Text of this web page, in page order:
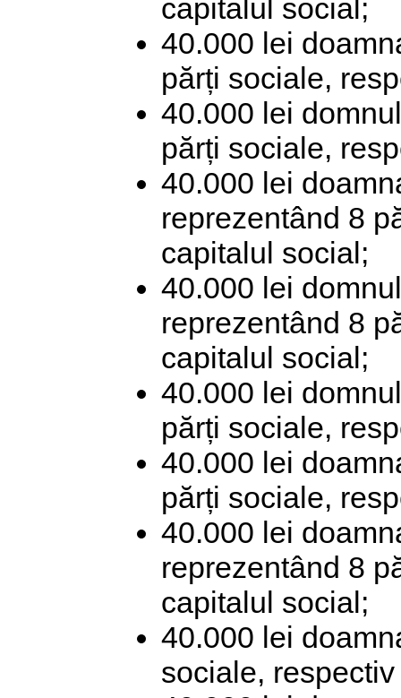
capitalul social;
40.000 lei
părți sociale,
40.000 lei
părți sociale,
40.000 lei
reprezentând 8
capitalul social;
40.000 lei
reprezentând 8
capitalul social;
40.000 lei
părți sociale,
40.000 lei
părți sociale,
40.000 lei
reprezentând 8
capitalul social;
40.000 lei
sociale,